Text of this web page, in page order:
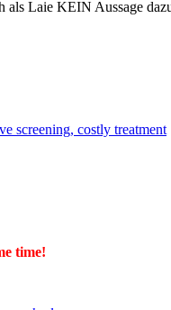
als Laie KEIN Aussage
screening, costly treatment
time!